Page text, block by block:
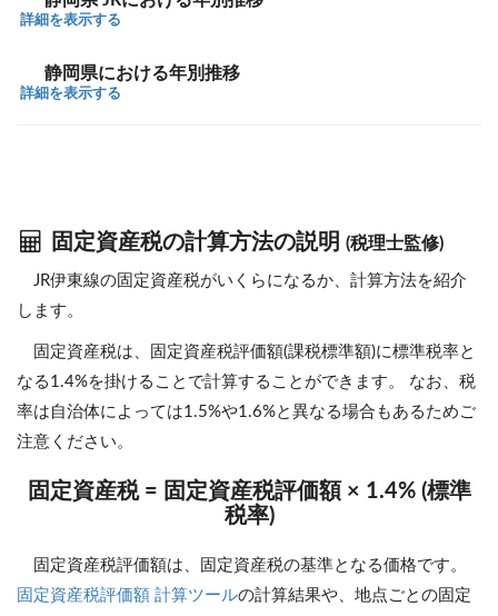
詳細を表示する
静岡県における年別推移
詳細を表示する
固定資産税の計算方法の説明 (税理士監修)
JR伊東線の固定資産税がいくらになるか、計算方法を紹介
します。
固定資産税は、固定資産税評価額(課税標準額)に標準税率と
なる1.4%を掛けることで計算することができます。 なお、税
率は自治体によっては1.5%や1.6%と異なる場合もあるためご
注意ください。
固定資産税 = 固定資産税評価額 × 1.4% (標準
税率)
固定資産税評価額は、固定資産税の基準となる価格です。
固定資産税評価額 計算ツールの計算結果や、地点ごとの固定